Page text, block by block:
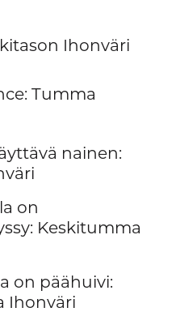
Ihonväri
Tumma
nainen:
on
Keskitumma
on päähuivi:
Ihonväri